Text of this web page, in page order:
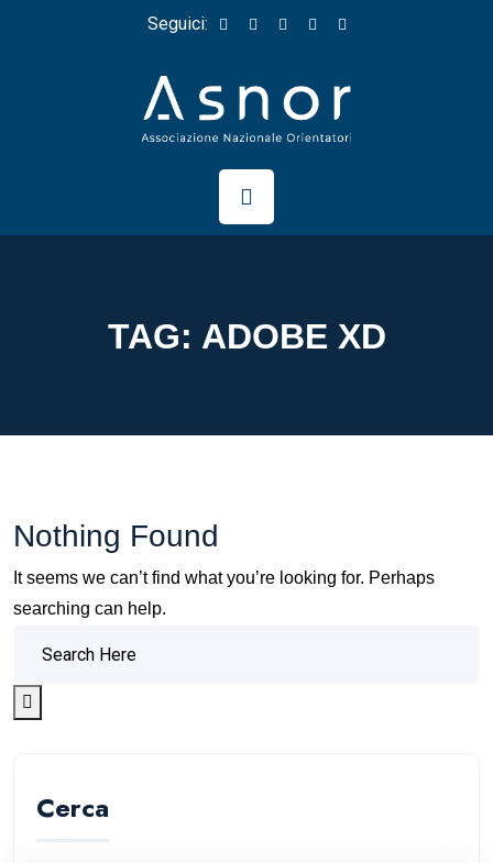
Seguici:
TAG: ADOBE XD
Nothing Found
It seems we can’t find what you’re looking for. Perhaps
searching can help.
Cerca